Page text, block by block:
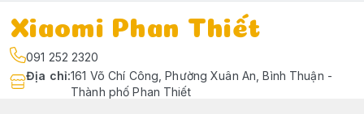
Xiaomi Phan Thiết
091 252 2320
Địa chỉ:161 Võ Chí Công, Phường Xuân An, Bình Thuận -
Thành phố Phan Thiết